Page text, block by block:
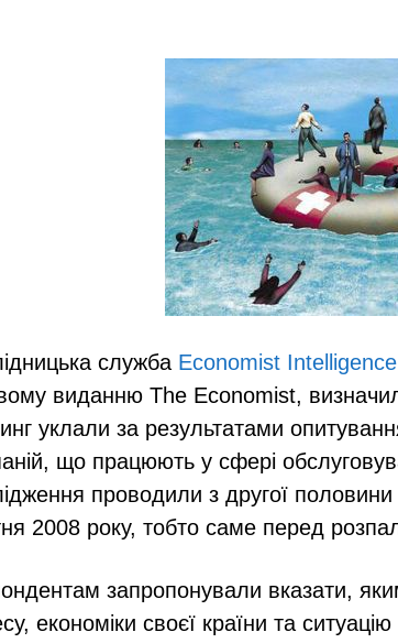
служба Economist
виданню The Economist,
уклали за результатами
що працюють у сфері
проводили з другої
2008 року, тобто саме перед
запропонували вказати,
економіки своєї країни та